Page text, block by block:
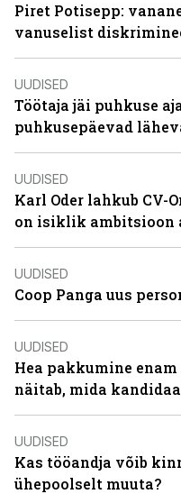
Piret Potisepp:
vanuselist
UUDISED
Töötaja jäi puhkuse
puhkusepäevad
UUDISED
Karl Oder lahkub CV-
on isiklik ambitsioon
UUDISED
Coop Panga uus
UUDISED
Hea pakkumine
näitab, mida
UUDISED
Kas tööandja võib
ühepoolselt muuta?